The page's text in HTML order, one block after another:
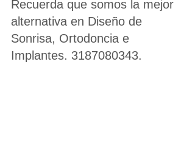
Recuerda que somos la mejor
alternativa en Diseño de
Sonrisa, Ortodoncia e
Implantes. 3187080343.